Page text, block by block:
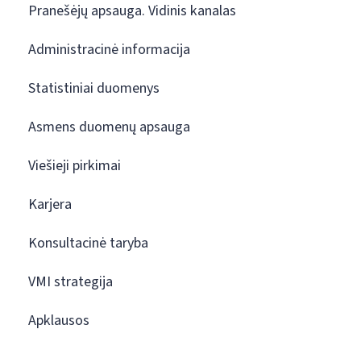
Pranešėjų apsauga. Vidinis kanalas
Administracinė informacija
Statistiniai duomenys
Asmens duomenų apsauga
Viešieji pirkimai
Karjera
Konsultacinė taryba
VMI strategija
Apklausos